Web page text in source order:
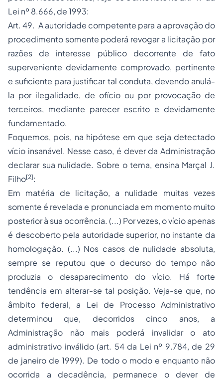
Lei nº 8.666, de 1993:
Art. 49. A autoridade competente para a aprovação do
procedimento somente poderá revogar a licitação por
razões de interesse público decorrente de fato
superveniente devidamente comprovado, pertinente
e suficiente para justificar tal conduta, devendo anulá-
la por ilegalidade, de ofício ou por provocação de
terceiros, mediante parecer escrito e devidamente
fundamentado.
Foquemos, pois, na hipótese em que seja detectado
vício insanável. Nesse caso, é dever da Administração
declarar sua nulidade. Sobre o tema, ensina Marçal J.
Filho[2]:
Em matéria de licitação, a nulidade muitas vezes
somente é revelada e pronunciada em momento muito
posterior à sua ocorrência. (...) Por vezes, o vício apenas
é descoberto pela autoridade superior, no instante da
homologação. (...) Nos casos de nulidade absoluta,
sempre se reputou que o decurso do tempo não
produzia o desaparecimento do vício. Há forte
tendência em alterar-se tal posição. Veja-se que, no
âmbito federal, a Lei de ProcessoAdministrativo
determinou que, decorridos cinco anos, a
Administração não mais poderá invalidar o ato
administrativo inválido (art. 54 da Lei nº 9.784, de 29
de janeiro de 1999). De todo o modo e enquanto não
ocorrida a decadência, permanece o dever de